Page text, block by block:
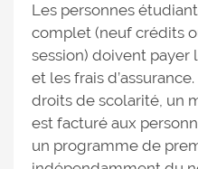
Les personnes
complet (neuf crédits
session) doivent payer
et les frais
droits de scolarité, un
est facturé aux
un programme de